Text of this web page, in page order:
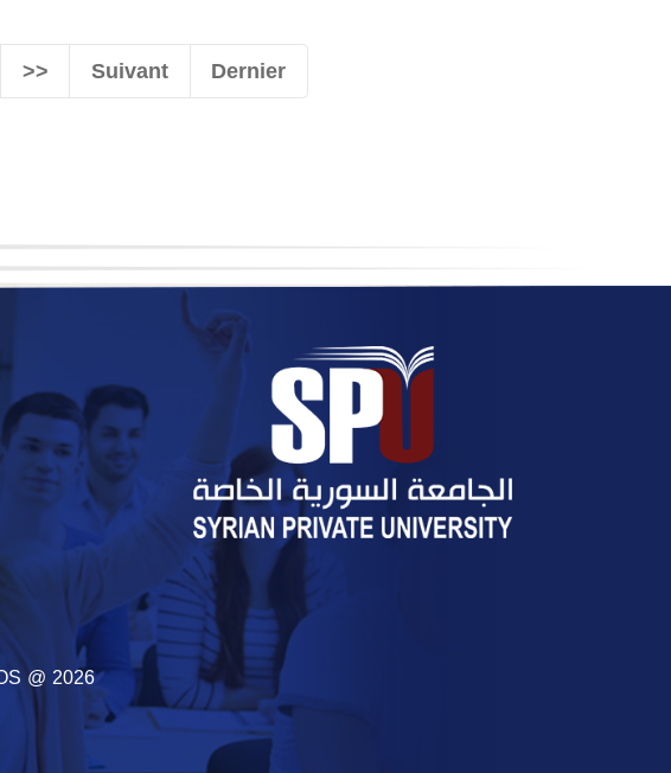
>> Suivant Dernier
@ 2026